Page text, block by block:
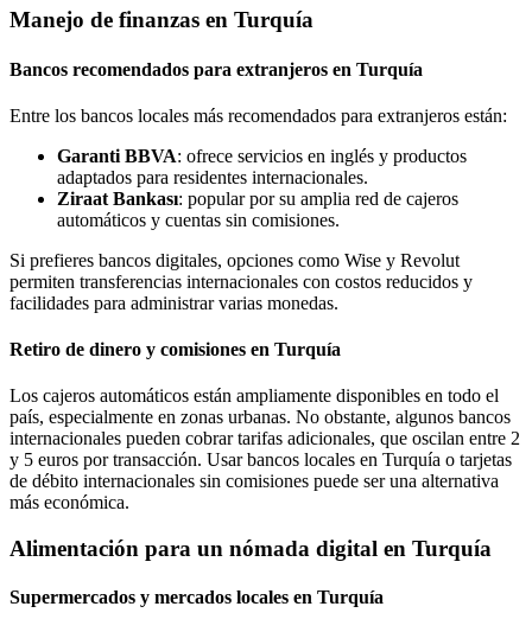
Manejo de finanzas en Turquía
Bancos recomendados para extranjeros en Turquía
Entre los bancos locales más recomendados para extranjeros están:
Garanti BBVA: ofrece servicios en inglés y productos
adaptados para residentes internacionales.
Ziraat Bankası: popular por su amplia red de cajeros
automáticos y cuentas sin comisiones.
Si prefieres bancos digitales, opciones como Wise y Revolut
permiten transferencias internacionales con costos reducidos y
facilidades para administrar varias monedas.
Retiro de dinero y comisiones en Turquía
Los cajeros automáticos están ampliamente disponibles en todo el
país, especialmente en zonas urbanas. No obstante, algunos bancos
internacionales pueden cobrar tarifas adicionales, que oscilan entre 2
y 5 euros por transacción. Usar bancos locales en Turquía o tarjetas
de débito internacionales sin comisiones puede ser una alternativa
más económica.
Alimentación para un nómada digital en Turquía
Supermercados y mercados locales en Turquía